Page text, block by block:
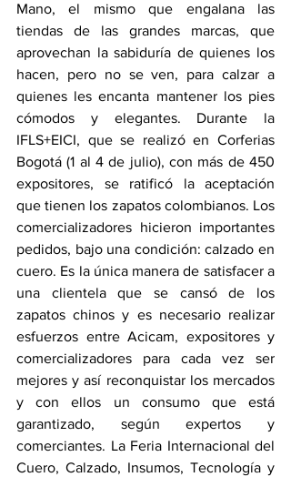
Mano, el mismo que engalana las
tiendas de las grandes marcas, que
aprovechan la sabiduría de quienes los
hacen, pero no se ven, para calzar a
quienes les encanta mantener los pies
cómodos y elegantes. Durante la
IFLS+EICI, que se realizó en Corferias
Bogotá (1 al 4 de julio), con más de 450
expositores, se ratificó la aceptación
que tienen los zapatos colombianos. Los
comercializadores hicieron importantes
pedidos, bajo una condición: calzado en
cuero. Es la única manera de satisfacer a
una clientela que se cansó de los
zapatos chinos y es necesario realizar
esfuerzos entre Acicam, expositores y
comercializadores para cada vez ser
mejores y así reconquistar los mercados
y con ellos un consumo que está
garantizado, según expertos y
comerciantes. La Feria Internacional del
Cuero, Calzado, Insumos, Tecnología y